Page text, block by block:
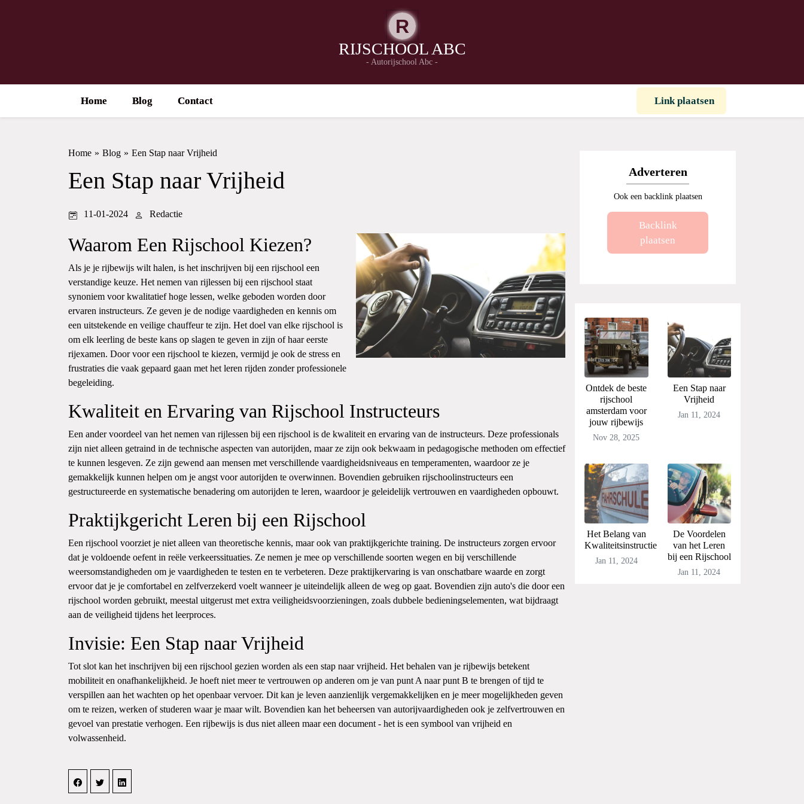
R
RIJSCHOOL ABC
- Autorijschool Abc -
Home Blog Contact Link plaatsen
Home » Blog » Een Stap naar Vrijheid
Een Stap naar Vrijheid
11-01-2024 Redactie
Waarom Een Rijschool Kiezen?
Als je je rijbewijs wilt halen, is het inschrijven bij een rijschool een
verstandige keuze. Het nemen van rijlessen bij een rijschool staat
synoniem voor kwalitatief hoge lessen, welke geboden worden door
ervaren instructeurs. Ze geven je de nodige vaardigheden en kennis om
een uitstekende en veilige chauffeur te zijn. Het doel van elke rijschool is
om elk leerling de beste kans op slagen te geven in zijn of haar eerste
rijexamen. Door voor een rijschool te kiezen, vermijd je ook de stress en
frustraties die vaak gepaard gaan met het leren rijden zonder professionele
begeleiding.
Kwaliteit en Ervaring van Rijschool Instructeurs
Een ander voordeel van het nemen van rijlessen bij een rijschool is de kwaliteit en ervaring van de instructeurs. Deze professionals
zijn niet alleen getraind in de technische aspecten van autorijden, maar ze zijn ook bekwaam in pedagogische methoden om effectief
te kunnen lesgeven. Ze zijn gewend aan mensen met verschillende vaardigheidsniveaus en temperamenten, waardoor ze je
gemakkelijk kunnen helpen om je angst voor autorijden te overwinnen. Bovendien gebruiken rijschoolinstructeurs een
gestructureerde en systematische benadering om autorijden te leren, waardoor je geleidelijk vertrouwen en vaardigheden opbouwt.
Praktijkgericht Leren bij een Rijschool
Een rijschool voorziet je niet alleen van theoretische kennis, maar ook van praktijkgerichte training. De instructeurs zorgen ervoor
dat je voldoende oefent in reële verkeerssituaties. Ze nemen je mee op verschillende soorten wegen en bij verschillende
weersomstandigheden om je vaardigheden te testen en te verbeteren. Deze praktijkervaring is van onschatbare waarde en zorgt
ervoor dat je je comfortabel en zelfverzekerd voelt wanneer je uiteindelijk alleen de weg op gaat. Bovendien zijn auto's die door een
rijschool worden gebruikt, meestal uitgerust met extra veiligheidsvoorzieningen, zoals dubbele bedieningselementen, wat bijdraagt
aan de veiligheid tijdens het leerproces.
Invisie: Een Stap naar Vrijheid
Tot slot kan het inschrijven bij een rijschool gezien worden als een stap naar vrijheid. Het behalen van je rijbewijs betekent
mobiliteit en onafhankelijkheid. Je hoeft niet meer te vertrouwen op anderen om je van punt A naar punt B te brengen of tijd te
verspillen aan het wachten op het openbaar vervoer. Dit kan je leven aanzienlijk vergemakkelijken en je meer mogelijkheden geven
om te reizen, werken of studeren waar je maar wilt. Bovendien kan het beheersen van autorijvaardigheden ook je zelfvertrouwen en
gevoel van prestatie verhogen. Een rijbewijs is dus niet alleen maar een document - het is een symbool van vrijheid en
volwassenheid.
Adverteren
Ook een backlink plaatsen
Backlink
plaatsen
Ontdek de beste
rijschool
amsterdam voor
jouw rijbewijs
Nov 28, 2025
Een Stap naar
Vrijheid
Jan 11, 2024
Het Belang van
Kwaliteitsinstructie
Jan 11, 2024
De Voordelen
van het Leren
bij een Rijschool
Jan 11, 2024